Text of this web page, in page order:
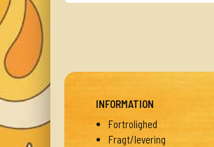
INFORMATION
Fortrolighed
Fragt/levering